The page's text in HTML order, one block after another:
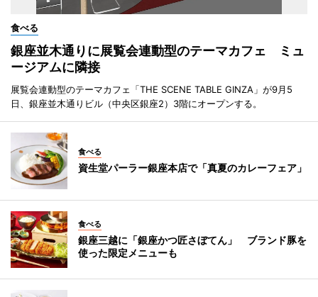
食べる
銀座並木通りに展覧会連動型のテーマカフェ ミュ
ージアムに隣接
展覧会連動型のテーマカフェ「THE SCENE TABLE GINZA」が9月5
日、銀座並木通りビル（中央区銀座2）3階にオープンする。
食べる
資生堂パーラー銀座本店で「真夏のカレーフェア」
食べる
銀座三越に「銀座かつ匠さぼてん」 ブランド豚を
使った限定メニューも